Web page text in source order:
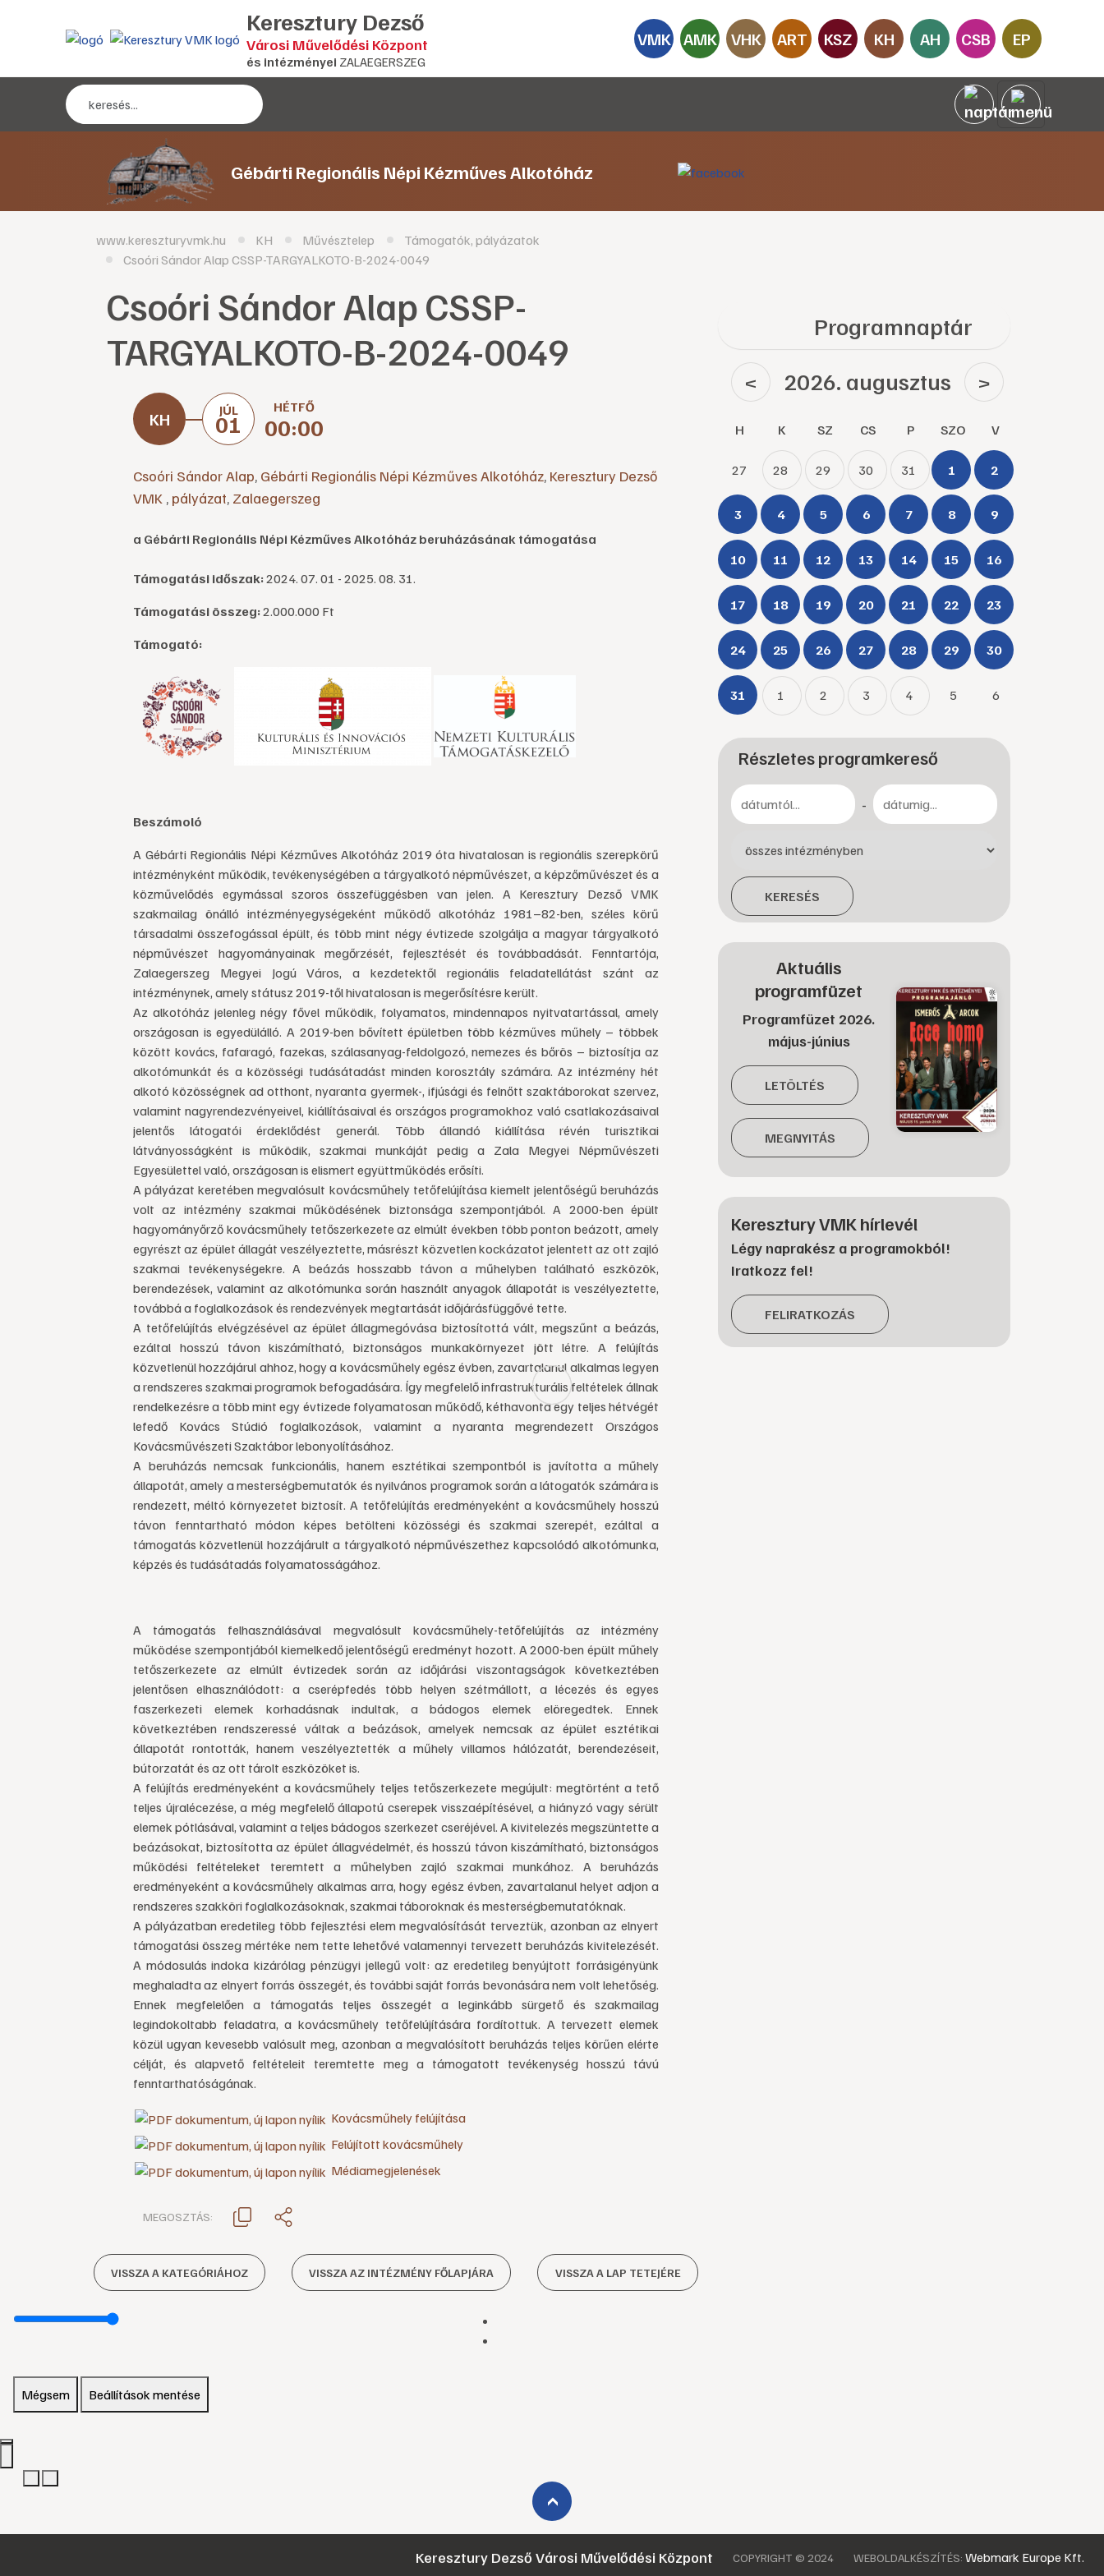
Keresztury Dezső
Városi Művelődési Központ
és intézményei ZALAEGERSZEG
VMK AMK VHK ART KSZ KH AH CSB EP
Gébárti Regionális Népi Kézműves Alkotóház
www.kereszturyvmk.hu KH Művésztelep
Támogatók, pályázatok
Csoóri Sándor Alap CSSP-TARGYALKOTO-B-2024-0049
Csoóri Sándor Alap CSSP-
TARGYALKOTO-B-2024-0049
JÚL
01
HÉTFŐ
00:00
Csoóri Sándor Alap, Gébárti Regionális Népi Kézműves Alkotóház, Keresztury Dezső
VMK , pályázat, Zalaegerszeg
a Gébárti Regionális Népi Kézműves Alkotóház beruházásának támogatása
Támogatási időszak:2024. 07. 01 - 2025. 08. 31.
Támogatási összeg:2.000.000 Ft
Támogató:
Beszámoló
A Gébárti Regionális Népi Kézműves Alkotóház 2019 óta hivatalosan is regionális szerepkörű
intézményként működik, tevékenységében a tárgyalkotó népművészet, a képzőművészet és a
közművelődés egymással szoros összefüggésben van jelen. A Keresztury Dezső VMK
szakmailag önálló intézményegységeként működő alkotóház 1981–82-ben, széles körű
társadalmi összefogással épült, és több mint négy évtizede szolgálja a magyar tárgyalkotó
népművészet hagyományainak megőrzését, fejlesztését és továbbadását. Fenntartója,
Zalaegerszeg Megyei Jogú Város, a kezdetektől regionális feladatellátást szánt az
intézménynek, amely státusz 2019-től hivatalosan is megerősítésre került.
Az alkotóház jelenleg négy fővel működik, folyamatos, mindennapos nyitvatartással, amely
országosan is egyedülálló. A 2019-ben bővített épületben több kézműves műhely – többek
között kovács, fafaragó, fazekas, szálasanyag-feldolgozó, nemezes és bőrös – biztosítja az
alkotómunkát és a közösségi tudásátadást minden korosztály számára. Az intézmény hét
alkotó közösségnek ad otthont, nyaranta gyermek-, ifjúsági és felnőtt szaktáborokat szervez,
valamint nagyrendezvényeivel, kiállításaival és országos programokhoz való csatlakozásaival
jelentős látogatói érdeklődést generál. Több állandó kiállítása révén turisztikai
látványosságként is működik, szakmai munkáját pedig a Zala Megyei Népművészeti
Egyesülettel való, országosan is elismert együttműködés erősíti.
A pályázat keretében megvalósult kovácsműhely tetőfelújítása kiemelt jelentőségű beruházás
volt az intézmény szakmai működésének biztonsága szempontjából. A 2000-ben épült
hagyományőrző kovácsműhely tetőszerkezete az elmúlt években több ponton beázott, amely
egyrészt az épület állagát veszélyeztette, másrészt közvetlen kockázatot jelentett az ott zajló
szakmai tevékenységekre. A beázás hosszabb távon a műhelyben található eszközök,
berendezések, valamint az alkotómunka során használt anyagok állapotát is veszélyeztette,
továbbá a foglalkozások és rendezvények megtartását időjárásfüggővé tette.
A tetőfelújítás elvégzésével az épület állagmegóvása biztosítottá vált, megszűnt a beázás,
ezáltal hosszú távon kiszámítható, biztonságos munkakörnyezet jött létre. A felújítás
közvetlenül hozzájárul ahhoz, hogy a kovácsműhely egész évben, zavartalanul alkalmas legyen
a rendszeres szakmai programok befogadására. Így megfelelő infrastrukturális feltételek állnak
rendelkezésre a több mint egy évtizede folyamatosan működő, kéthavonta egy teljes hétvégét
lefedő Kovács Stúdió foglalkozások, valamint a nyaranta megrendezett Országos
Kovácsművészeti Szaktábor lebonyolításához.
A beruházás nemcsak funkcionális, hanem esztétikai szempontból is javította a műhely
állapotát, amely a mesterségbemutatók és nyilvános programok során a látogatók számára is
rendezett, méltó környezetet biztosít. A tetőfelújítás eredményeként a kovácsműhely hosszú
távon fenntartható módon képes betölteni közösségi és szakmai szerepét, ezáltal a
támogatás közvetlenül hozzájárult a tárgyalkotó népművészethez kapcsolódó alkotómunka,
képzés és tudásátadás folyamatosságához.
A támogatás felhasználásával megvalósult kovácsműhely-tetőfelújítás az intézmény
működése szempontjából kiemelkedő jelentőségű eredményt hozott. A 2000-ben épült műhely
tetőszerkezete az elmúlt évtizedek során az időjárási viszontagságok következtében
jelentősen elhasználódott: a cserépfedés több helyen szétmállott, a lécezés és egyes
faszerkezeti elemek korhadásnak indultak, a bádogos elemek elöregedtek. Ennek
következtében rendszeressé váltak a beázások, amelyek nemcsak az épület esztétikai
állapotát rontották, hanem veszélyeztették a műhely villamos hálózatát, berendezéseit,
bútorzatát és az ott tárolt eszközöket is.
A felújítás eredményeként a kovácsműhely teljes tetőszerkezete megújult: megtörtént a tető
teljes újralécezése, a még megfelelő állapotú cserepek visszaépítésével, a hiányzó vagy sérült
elemek pótlásával, valamint a teljes bádogos szerkezet cseréjével. A kivitelezés megszüntette a
beázásokat, biztosította az épület állagvédelmét, és hosszú távon kiszámítható, biztonságos
működési feltételeket teremtett a műhelyben zajló szakmai munkához. A beruházás
eredményeként a kovácsműhely alkalmas arra, hogy egész évben, zavartalanul helyet adjon a
rendszeres szakköri foglalkozásoknak, szakmai táboroknak és mesterségbemutatóknak.
A pályázatban eredetileg több fejlesztési elem megvalósítását terveztük, azonban az elnyert
támogatási összeg mértéke nem tette lehetővé valamennyi tervezett beruházás kivitelezését.
A módosulás indoka kizárólag pénzügyi jellegű volt: az eredetileg benyújtott forrásigényünk
meghaladta az elnyert forrás összegét, és további saját forrás bevonására nem volt lehetőség.
Ennek megfelelően a támogatás teljes összegét a leginkább sürgető és szakmailag
legindokoltabb feladatra, a kovácsműhely tetőfelújítására fordítottuk. A tervezett elemek
közül ugyan kevesebb valósult meg, azonban a megvalósított beruházás teljes körűen elérte
célját, és alapvető feltételeit teremtette meg a támogatott tevékenység hosszú távú
fenntarthatóságának.
Kovácsműhely felújítása
Felújított kovácsműhely
Médiamegjelenések
MEGOSZTÁS:
VISSZA A KATEGÓRIÁHOZ VISSZA AZ INTÉZMÉNY FŐLAPJÁRA VISSZA A LAP TETEJÉRE
Programnaptár
< 2026. augusztus >
H K SZ CS P SZO V
27 28 29 30 31 1 2
3 4 5 6 7 8 9
10 11 12 13 14 15 16
17 18 19 20 21 22 23
24 25 26 27 28 29 30
31 1 2 3 4 5 6
Részletes programkereső
-
KERESÉS
Aktuális
programfüzet
Programfüzet 2026.
május-június
LETÖLTÉS
MEGNYITÁS
Keresztury VMK hírlevél
Légy naprakész a programokból!
Iratkozz fel!
FELIRATKOZÁS
Mégsem Beállítások mentése
›
Keresztury Dezső Városi Művelődési Központ COPYRIGHT © 2024 WEBOLDALKÉSZÍTÉS: Webmark Europe Kft.